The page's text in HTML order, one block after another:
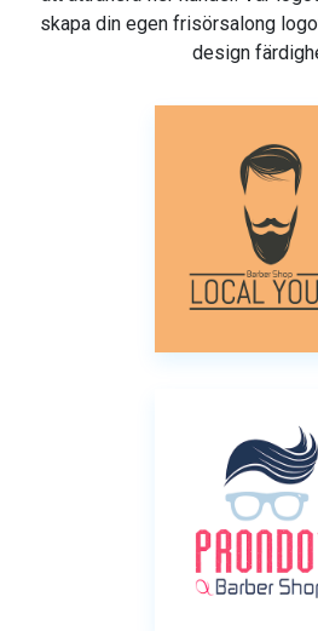
skapa din egen frisörsalong
design